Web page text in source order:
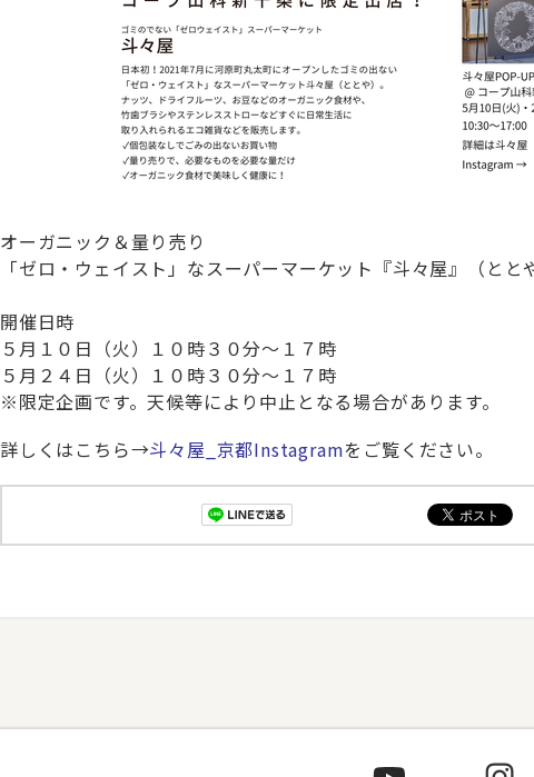
オーガニック＆量り売り
「ゼロ・ウェイスト」なスーパーマーケット『斗々屋』（とと
開催日時
５月１０日（火）１０時３０分～１７時
５月２４日（火）１０時３０分～１７時
※限定企画です。天候等により中止となる場合があります。
詳しくはこちら→斗々屋_京都Instagramをご覧ください。